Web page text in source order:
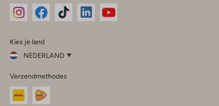
InstagramFacebook
Kies je land
NEDERLAND
je
land
Nederland
Verzendmethodes